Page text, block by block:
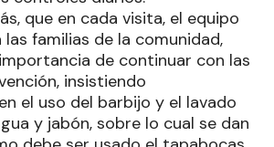
que en cada visita, el equipo
familias de la comunidad,
de continuar con las
insistiendo
el uso del barbijo y el lavado
y jabón, sobre lo cual se dan